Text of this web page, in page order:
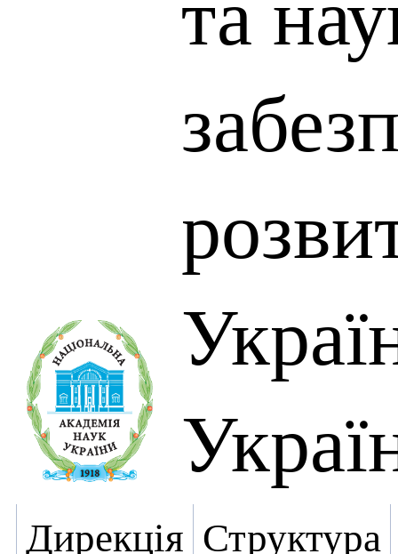
Дирекція Структура